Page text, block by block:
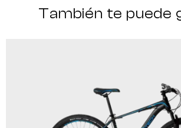
También te puede